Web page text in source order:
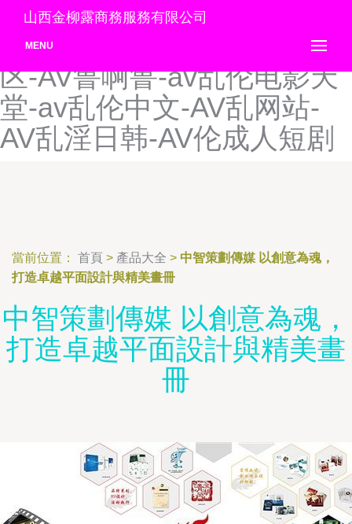
AV撸大师影院-AV撸撸成人
五月天-av撸撸色-av撸撸社
区-AV鲁啊鲁-av乱伦电影天
堂-av乱伦中文-AV乱网站-
AV乱淫日韩-AV伦成人短剧
山西金柳露商務服務有限公司
MENU
當前位置： 首頁 > 產品大全 > 中智策劃傳媒 以創意為魂，
打造卓越平面設計與精美畫冊
中智策劃傳媒 以創意為魂，
打造卓越平面設計與精美畫
冊